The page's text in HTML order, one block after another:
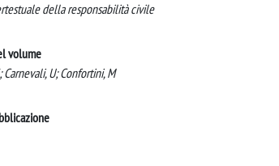
della responsabilità civile
volume
Carnevali, U; Confortini, M